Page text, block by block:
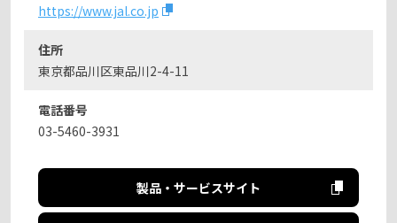
https://www.jal.co.jp
住所
東京都品川区東品川2-4-11
電話番号
03-5460-3931
製品・サービスサイト